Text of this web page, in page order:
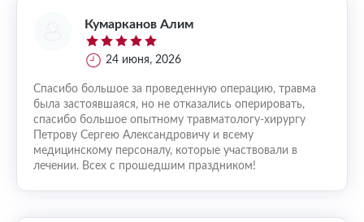
Кумарканов Алим
24 июня, 2026
Спасибо большое за проведенную операцию, травма
была застоявшаяся, но не отказались оперировать,
спасибо большое опытному травматологу-хирургу
Петрову Сергею Александровичу и всему
медицинскому персоналу, которые участвовали в
лечении. Всех с прошедшим праздником!